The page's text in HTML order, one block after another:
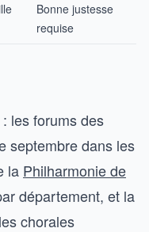
Bonne justesse
requise
les forums des
septembre dans les
la Philharmonie de
département, et la
chorales